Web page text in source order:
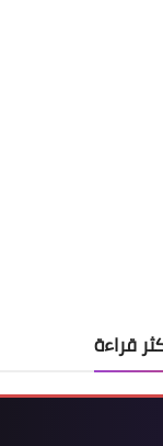
قراءة